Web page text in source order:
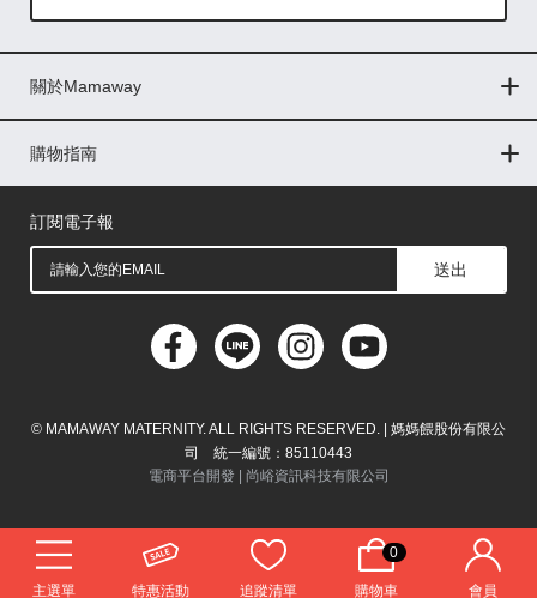
主選單 特惠活動 追蹤清單
0
購物車 會員
印尼
菲律賓
馬來西亞
關於Mamaway
門市據點
最新消息
品牌故事
人力招募
媒體花絮
隱私權聲明
CSR企業社會責任
購物指南
購物常見問題
退換貨問題
儲值金使用條款
購買儲值金
發票問題
會員權益
線上留言
吸乳器-免費體驗
訂閱電子報
送出
© MAMAWAY MATERNITY. ALL RIGHTS RESERVED. | 媽媽餵股份有限公
司 統一編號：85110443
電商平台開發 |
尚峪資訊科技有限公司